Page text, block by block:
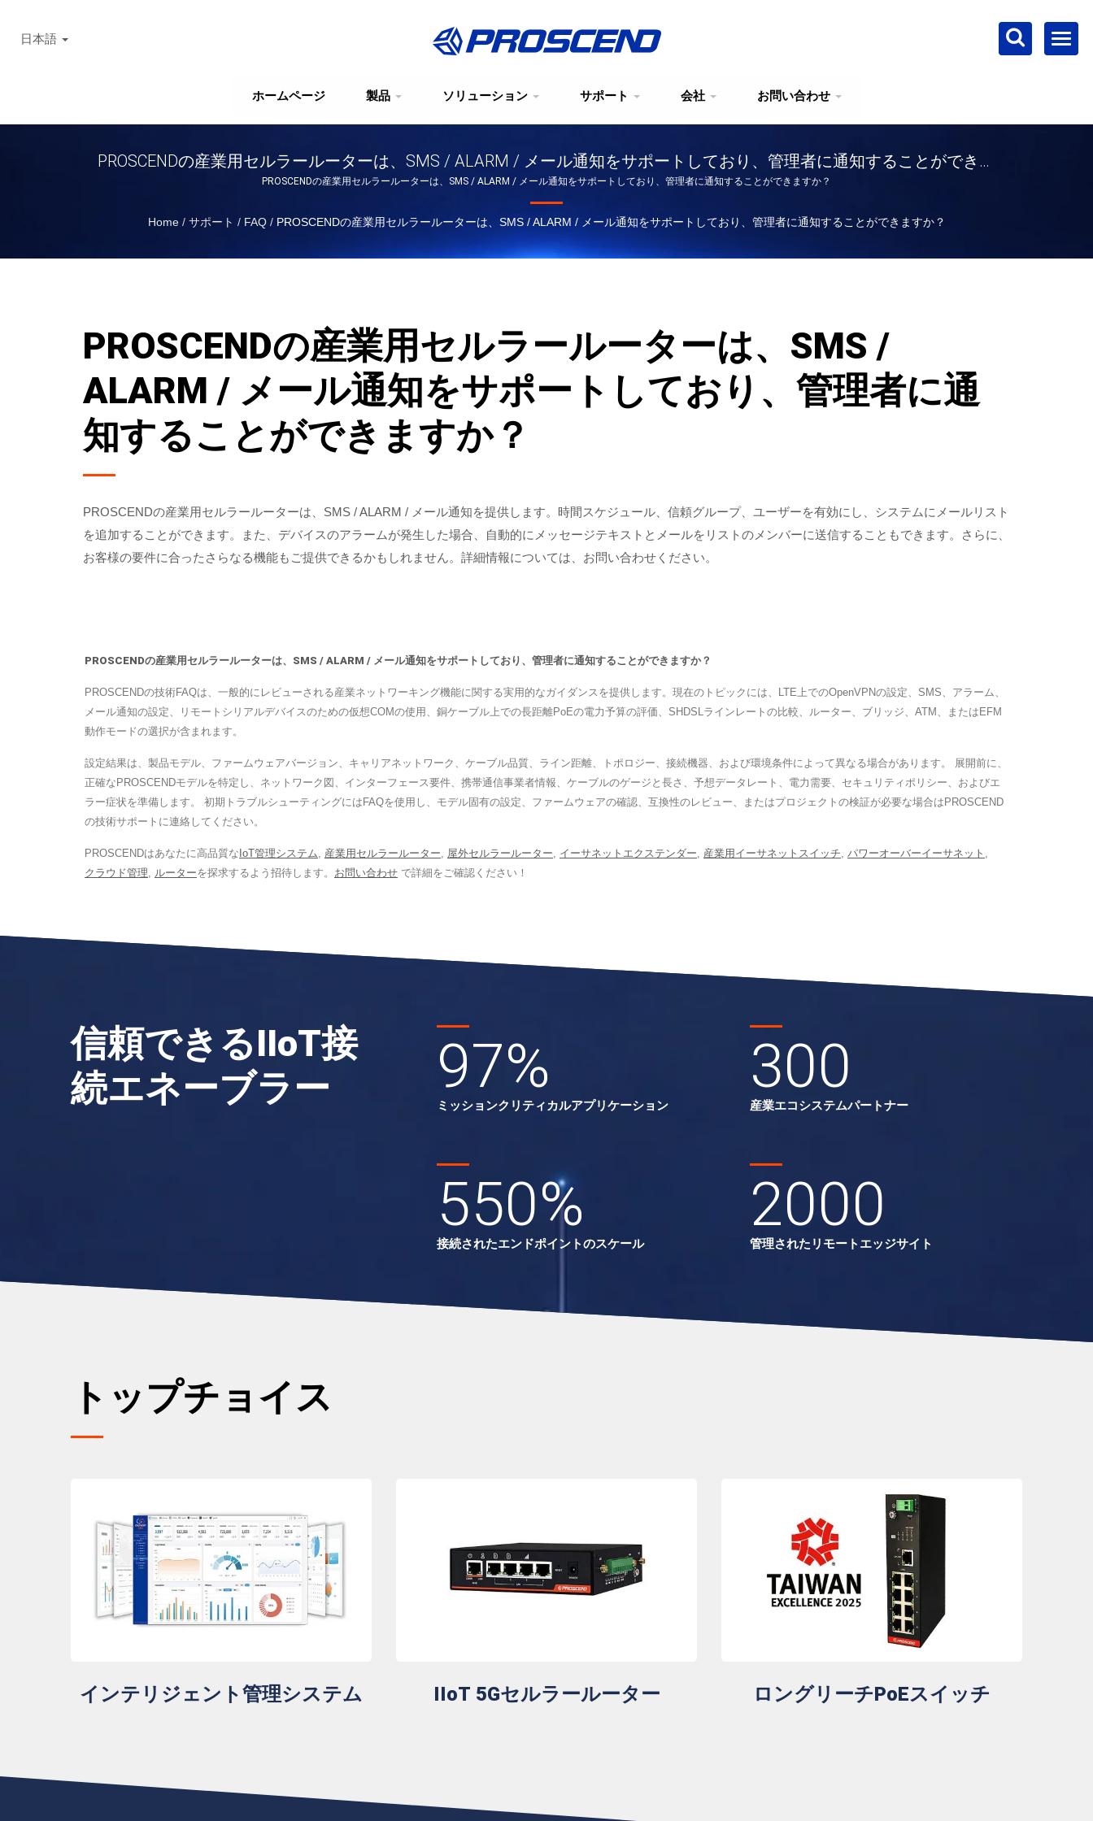
ホームページ 製品 ソリューション サポート 会社 お問い合わせ
日本語
PROSCENDの産業用セルラールーターは、SMS / ALARM / メール通知をサポートしており、管理者に通知することができま
すか？
PROSCENDの産業用セルラールーターは、SMS / ALARM / メール通知をサポートしており、管理者に通知することができますか？
Home / サポート / FAQ / PROSCENDの産業用セルラールーターは、SMS / ALARM / メール通知をサポートしており、管理者に通知することができますか？
PROSCENDの産業用セルラールーターは、SMS /
ALARM / メール通知をサポートしており、管理者に通
知することができますか？
PROSCENDの産業用セルラールーターは、SMS / ALARM / メール通知を提供します。時間スケジュール、信頼グループ、ユーザーを有効にし、システムにメールリスト
を追加することができます。また、デバイスのアラームが発生した場合、自動的にメッセージテキストとメールをリストのメンバーに送信することもできます。さらに、
お客様の要件に合ったさらなる機能もご提供できるかもしれません。詳細情報については、お問い合わせください。
PROSCENDの産業用セルラールーターは、SMS / ALARM / メール通知をサポートしており、管理者に通知することができますか？
PROSCENDの技術FAQは、一般的にレビューされる産業ネットワーキング機能に関する実用的なガイダンスを提供します。現在のトピックには、LTE上でのOpenVPNの設定、SMS、アラーム、
メール通知の設定、リモートシリアルデバイスのための仮想COMの使用、銅ケーブル上での長距離PoEの電力予算の評価、SHDSLラインレートの比較、ルーター、ブリッジ、ATM、またはEFM
動作モードの選択が含まれます。
設定結果は、製品モデル、ファームウェアバージョン、キャリアネットワーク、ケーブル品質、ライン距離、トポロジー、接続機器、および環境条件によって異なる場合があります。 展開前に、
正確なPROSCENDモデルを特定し、ネットワーク図、インターフェース要件、携帯通信事業者情報、ケーブルのゲージと長さ、予想データレート、電力需要、セキュリティポリシー、およびエ
ラー症状を準備します。 初期トラブルシューティングにはFAQを使用し、モデル固有の設定、ファームウェアの確認、互換性のレビュー、またはプロジェクトの検証が必要な場合はPROSCEND
の技術サポートに連絡してください。
PROSCENDはあなたに高品質な IoT管理システム, 産業用セルラールーター, 屋外セルラールーター, イーサネットエクステンダー, 産業用イーサネットスイッチ, パワーオーバーイーサネット ,
クラウド管理, ルーターを探求するよう招待します。 お問い合わせ で詳細をご確認ください！
信頼できるIIoT接
続エネーブラー
97%
ミッションクリティカルアプリケーション
300
産業エコシステムパートナー
550%
接続されたエンドポイントのスケール
2000
管理されたリモートエッジサイト
トップチョイス
インテリジェント管理システム IIoT 5Gセルラールーター ロングリーチPoEスイッチ